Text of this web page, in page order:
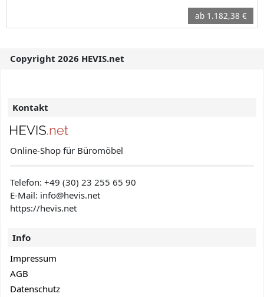
ab 1.182,38 €
Copyright 2026 HEVIS.net
Kontakt
Online-Shop für Büromöbel
Telefon:+49 (30) 23 255 65 90
E-Mail: info@hevis.net
https://hevis.net
Info
Impressum
AGB
Datenschutz